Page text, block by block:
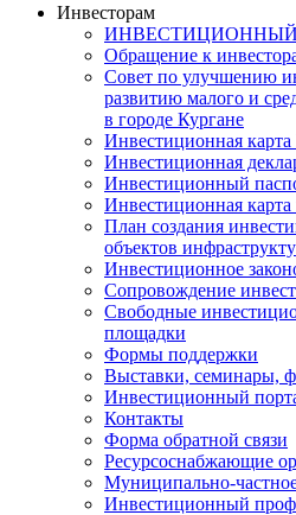
Инвесторам
Обращение к
Совет по улучшению
развитию малого и
в городе Кургане
Инвестиционная карта
Инвестиционная
Инвестиционный
Инвестиционная карта
План создания
объектов
Инвестиционное
Сопровождение
Свободные
площадки
Формы поддержки
Выставки, семинары,
Инвестиционный
Контакты
Форма обратной связи
Ресурсоснабжающие
Муниципально-
Инвестиционный